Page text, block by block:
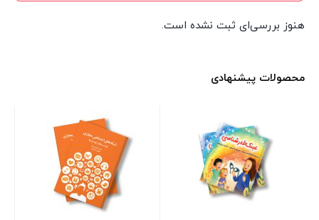
هنوز بررسی‌ای ثبت نشده است.
محصولات پیشنهادی